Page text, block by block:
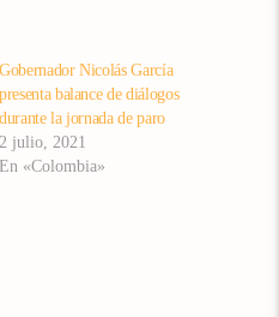
Gobernador Nicolás García
presenta balance de diálogos
durante la jornada de paro
2 julio, 2021
En «Colombia»